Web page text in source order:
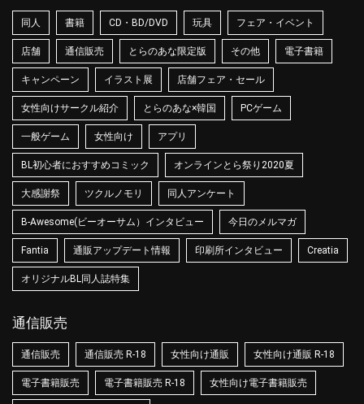
同人 書籍 CD・BD/DVD 玩具 フェア・イベント
店舗 通信販売 とらのあな限定版 その他 電子書籍
キャンペーン イラスト展 店舗フェア・セール
女性向けサークル紹介 とらのあな×韓国 PCゲーム
一般ゲーム 女性向け アプリ
BL初心者におすすめコミック オンラインとら祭り2020夏
大感謝祭 ツクルノモリ 同人アンケート
B-Awesome(ビーオーサム）インタビュー 今日のメルマガ
Fantia 通販アップデート情報 印刷所インタビュー Creatia
オリジナルBL同人誌特集
通信販売
通信販売 通信販売 R-18 女性向け通販 女性向け通販 R-18
電子書籍販売 電子書籍販売 R-18 女性向け電子書籍販売